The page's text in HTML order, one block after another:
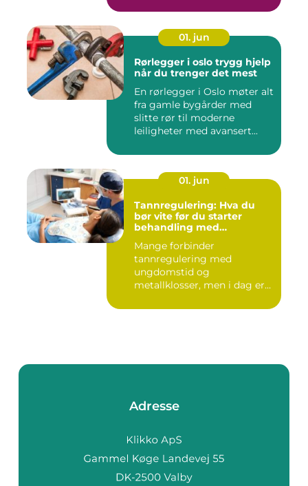
01. jun
Rørlegger i oslo trygg hjelp
når du trenger det mest
En rørlegger i Oslo møter alt
fra gamle bygårder med
slitte rør til moderne
leiligheter med avansert...
01. jun
Tannregulering: Hva du
bør vite før du starter
behandling med
Mange forbinder
tannregulering med
ungdomstid og
metallklosser, men i dag er
Adresse